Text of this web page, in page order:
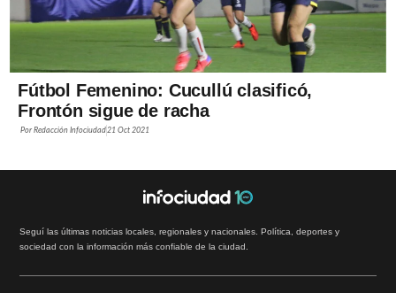
Fútbol Femenino: Cucullú clasificó,
Frontón sigue de racha
PorRedacción Infociudad 21 Oct 2021
Seguí las últimas noticias locales, regionales y nacionales. Política, deportes y
sociedad con la información más confiable de la ciudad.